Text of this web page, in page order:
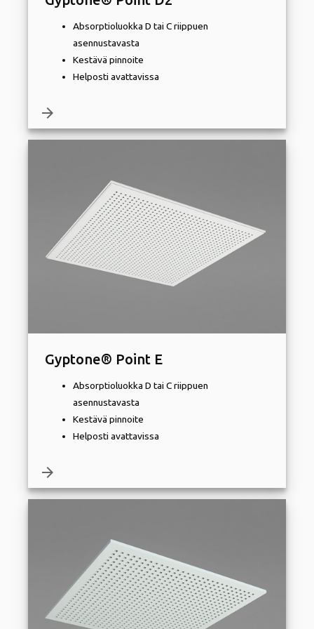
Absorptioluokka D tai C riippuen
asennustavasta
Kestävä pinnoite
Helposti avattavissa
arrow_forward
Gyptone® Point E
Absorptioluokka D tai C riippuen
asennustavasta
Kestävä pinnoite
Helposti avattavissa
arrow_forward